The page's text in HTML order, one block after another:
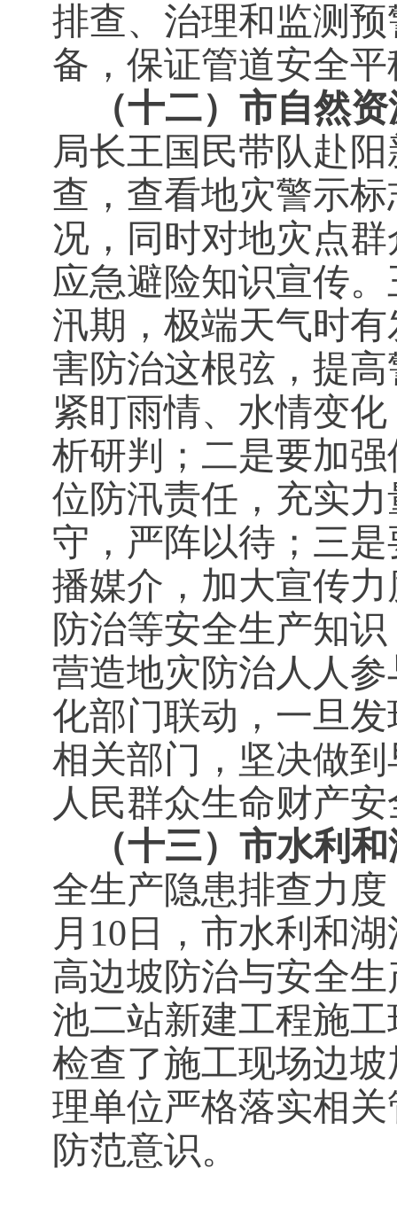
排查、治理和监测
备，保证管道安全
（十二）市自然
局长王国民带队赴
查，查看地灾警示
况，同时对地灾点
应急避险知识宣传
汛期，极端天气时
害防治这根弦，提
紧盯雨情、水情变
析研判；二是要加
位防汛责任，充实
守，严阵以待；三
播媒介，加大宣传
防治等安全生产知
营造地灾防治人人
化部门联动，一旦
相关部门，坚决做
人民群众生命财产
（十三）市水利
全生产隐患排查力度
月10日， 市水利和
高边坡防治与安全
池二站新建工程施
检查了施工现场边
理单位严格落实相
防范意识。